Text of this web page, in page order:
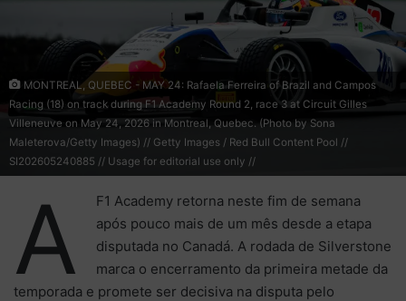
MONTREAL, QUEBEC - MAY 24: Rafaela Ferreira of Brazil and Campos
Racing (18) on track during F1 Academy Round 2, race 3 at Circuit Gilles
Villeneuve on May 24, 2026 in Montreal, Quebec. (Photo by Sona
Maleterova/Getty Images) // Getty Images / Red Bull Content Pool //
SI202605240885 // Usage for editorial use only //
A
F1 Academy retorna neste fim de semana
após pouco mais de um mês desde a etapa
disputada no Canadá. A rodada de Silverstone
marca o encerramento da primeira metade da
temporada e promete ser decisiva na disputa pelo